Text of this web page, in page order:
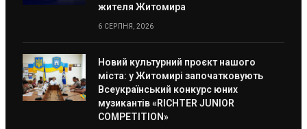
жителя Житомира
6 СЕРПНЯ, 2026
Новий культурний проєкт нашого
міста: у Житомирі започатковують
Всеукраїнський конкурс юних
музикантів «RICHTER JUNIOR
COMPETITION»